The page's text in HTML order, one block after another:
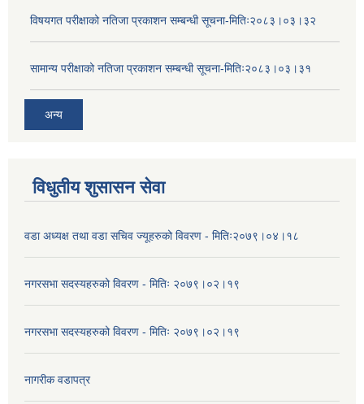
विषयगत परीक्षाको नतिजा प्रकाशन सम्बन्धी सूचना-मितिः२०८३।०३।३२
सामान्य परीक्षाको नतिजा प्रकाशन सम्बन्धी सूचना-मितिः२०८३।०३।३१
अन्य
विधुतीय शुसासन सेवा
वडा अध्यक्ष तथा वडा सचिव ज्यूहरुको विवरण - मितिः२०७९।०४।१८
नगरसभा सदस्यहरुको विवरण - मितिः २०७९।०२।१९
नगरसभा सदस्यहरुको विवरण - मितिः २०७९।०२।१९
नागरीक वडापत्र